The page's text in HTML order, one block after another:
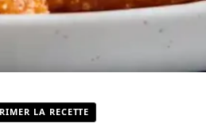
LA RECETTE